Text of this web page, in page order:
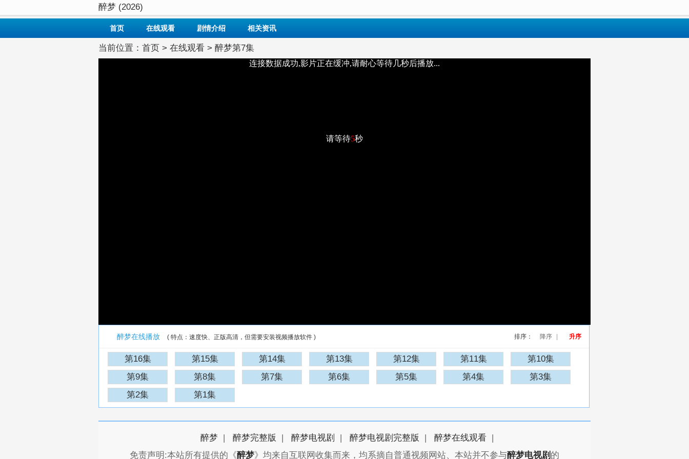
醉梦 (2026)
首页 在线观看 剧情介绍 相关资讯
当前位置： 首页 > 在线观看 > 醉梦第7集
醉梦在线播放 ( 特点：速度快、正版高清，但需要安装视频播放软件 ) 排序： 降序 升序
第16集 第15集 第14集 第13集 第12集 第11集
第10集
第9集
第8集 第7集 第6集 第5集 第4集
第3集
第2集
第1集
醉梦 | 醉梦完整版 | 醉梦电视剧 | 醉梦电视剧完整版 | 醉梦在线观看 |
免责声明:本站所有提供的《醉梦》均来自互联网收集而来，均系摘自普通视频网站、本站并不参与醉梦电视剧 的